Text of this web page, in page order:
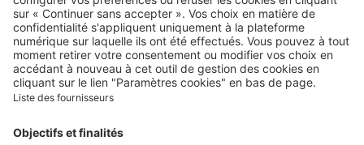
Qui sommes-nous ?
Contacter le service client
Nous rejoindre
Presse